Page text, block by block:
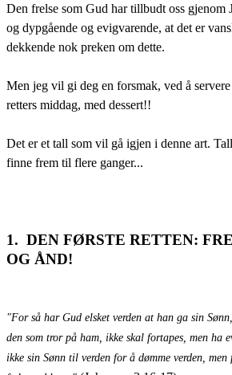
Den frelse som Gud har tillbudt oss gjenom
og dypgående og evigvarende, at det er
dekkende nok preken om dette.
Men jeg vil gi deg en forsmak, ved å
retters middag, med dessert!!
Det er et tall som vil gå igjen i denne art.
finne frem til flere ganger...
1. DEN FØRSTE RETTEN:
OG ÅND!
"For så har Gud elsket verden at han ga sin
den som tror på ham, ikke skal fortapes, men ha
ikke sin Sønn til verden for å dømme verden,